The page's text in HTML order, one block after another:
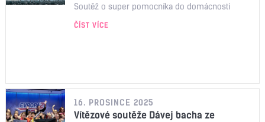
Soutěž o super pomocníka do domácnosti
ČÍST VÍCE
16. PROSINCE 2025
Vítězové soutěže Dávej bacha ze